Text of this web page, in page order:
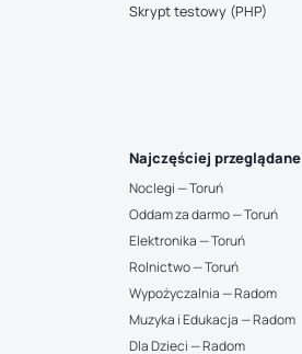
Skrypt testowy (PHP)
Najczęściej przeglądane
Noclegi — Toruń
Oddam za darmo — Toruń
Elektronika — Toruń
Rolnictwo — Toruń
Wypożyczalnia — Radom
Muzyka i Edukacja — Radom
Dla Dzieci — Radom